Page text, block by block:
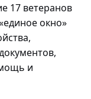
17 ветеранов
окно»
и